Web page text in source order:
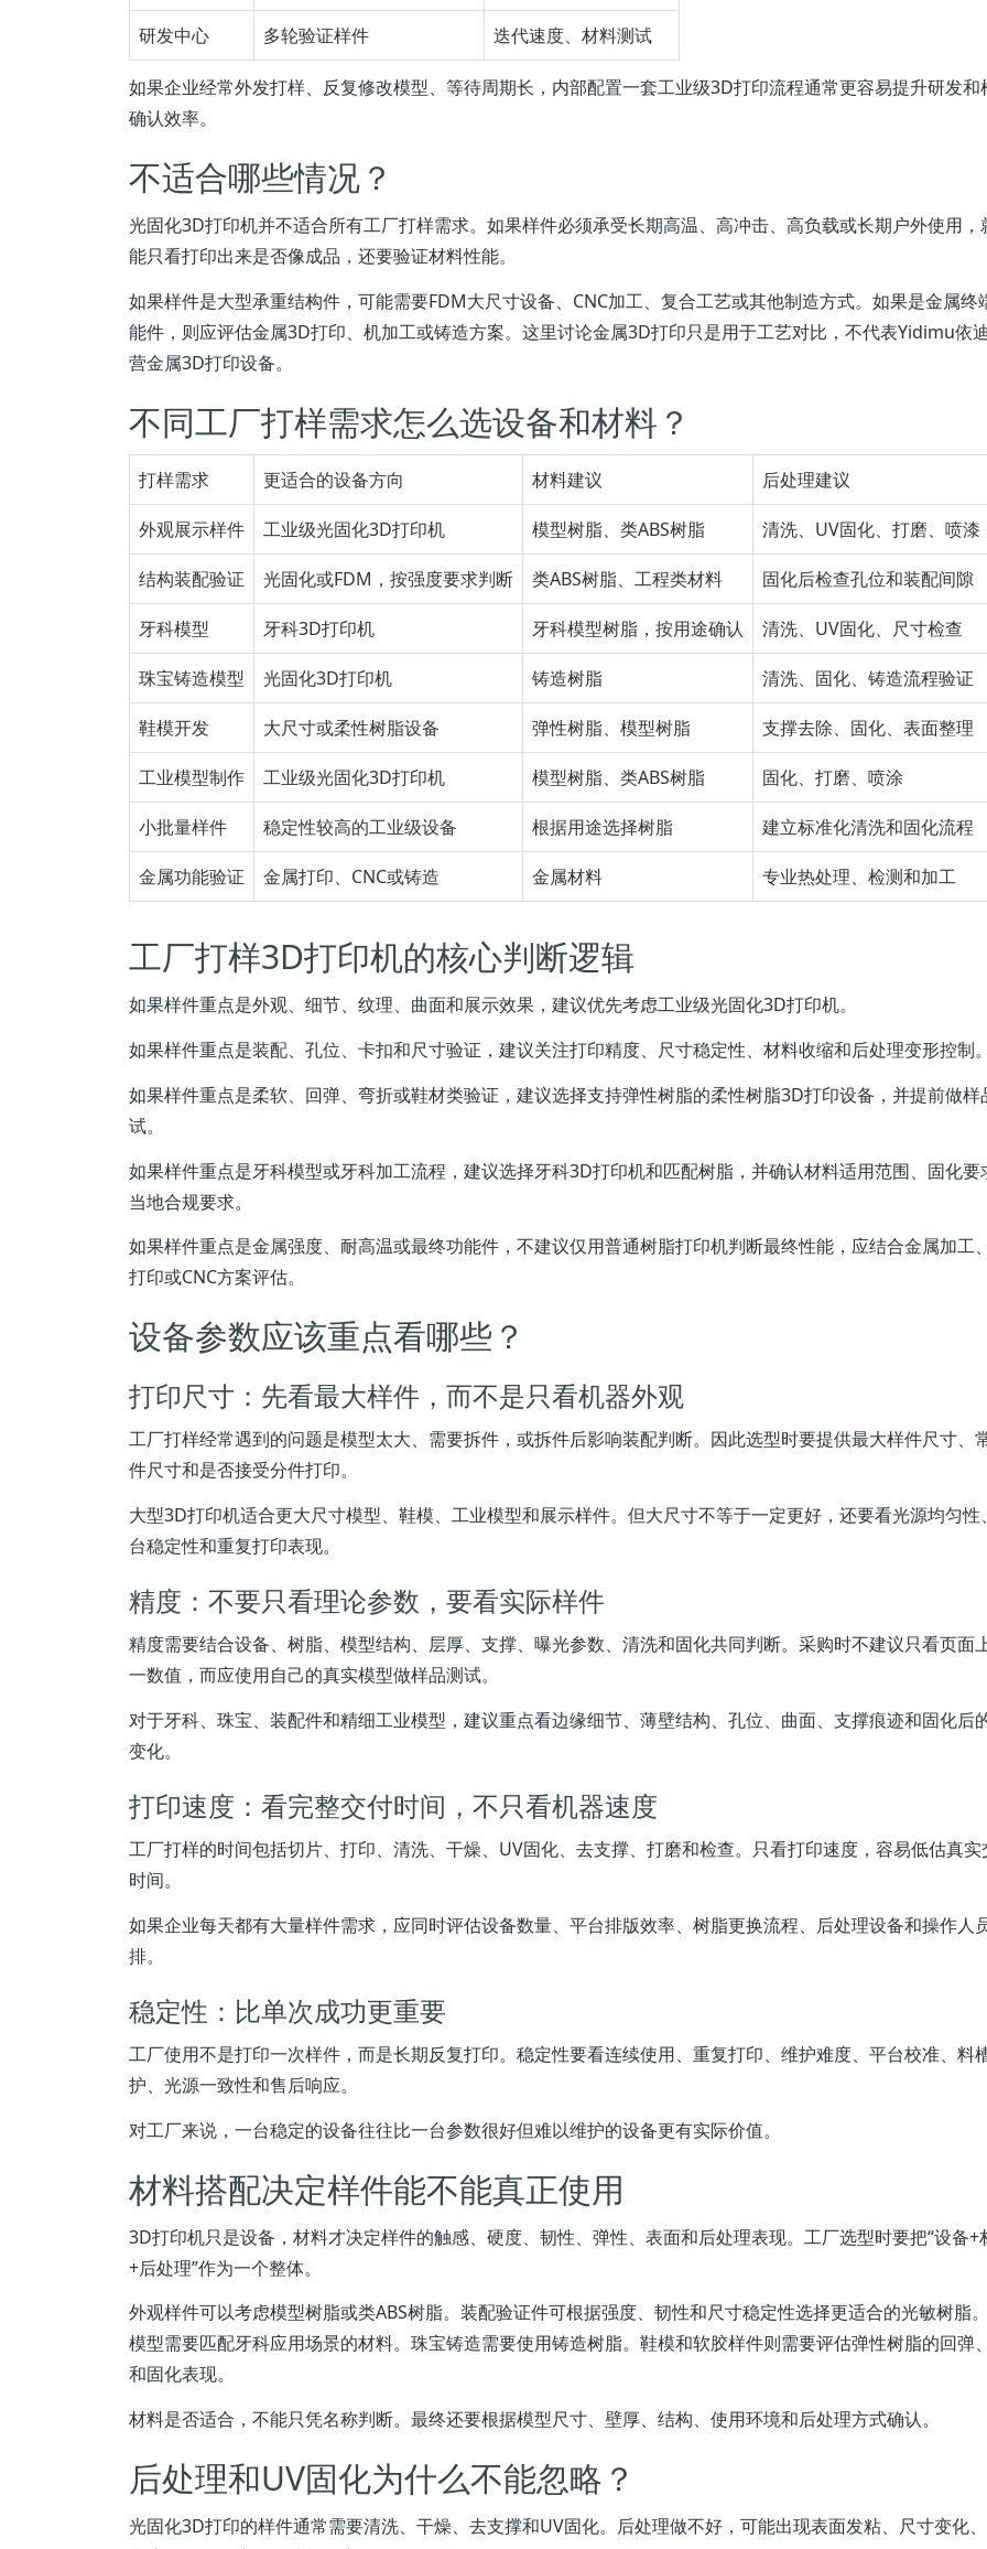
研发中心 多轮验证样件 迭代速度、材料测试
如果企业经常外发打样、反复修改模型、等待周期长，内部配置一套工业级3D打印流程通常更容易提升研发和
确认效率。
不适合哪些情况？
光固化3D打印机并不适合所有工厂打样需求。如果样件必须承受长期高温、高冲击、高负载或长期户外使用，
能只看打印出来是否像成品，还要验证材料性能。
如果样件是大型承重结构件，可能需要FDM大尺寸设备、CNC加工、复合工艺或其他制造方式。如果是金属终
能件，则应评估金属3D打印、机加工或铸造方案。这里讨论金属3D打印只是用于工艺对比，不代表Yidimu依
营金属3D打印设备。
不同工厂打样需求怎么选设备和材料？
打样需求 更适合的设备方向 材料建议 后处理建议
外观展示样件 工业级光固化3D打印机 模型树脂、类ABS树脂 清洗、UV固化、打磨、喷漆
结构装配验证 光固化或FDM，按强度要求判断 类ABS树脂、工程类材料 固化后检查孔位和装配间隙
牙科模型 牙科3D打印机 牙科模型树脂，按用途确认 清洗、UV固化、尺寸检查
珠宝铸造模型 光固化3D打印机 铸造树脂 清洗、固化、铸造流程验证
鞋模开发 大尺寸或柔性树脂设备 弹性树脂、模型树脂 支撑去除、固化、表面整理
工业模型制作 工业级光固化3D打印机 模型树脂、类ABS树脂 固化、打磨、喷涂
小批量样件 稳定性较高的工业级设备 根据用途选择树脂 建立标准化清洗和固化流程
金属功能验证 金属打印、CNC或铸造 金属材料 专业热处理、检测和加工
工厂打样3D打印机的核心判断逻辑
如果样件重点是外观、细节、纹理、曲面和展示效果，建议优先考虑工业级光固化3D打印机。
如果样件重点是装配、孔位、卡扣和尺寸验证，建议关注打印精度、尺寸稳定性、材料收缩和后处理变形控制
如果样件重点是柔软、回弹、弯折或鞋材类验证，建议选择支持弹性树脂的柔性树脂3D打印设备，并提前做样
试。
如果样件重点是牙科模型或牙科加工流程，建议选择牙科3D打印机和匹配树脂，并确认材料适用范围、固化要
当地合规要求。
如果样件重点是金属强度、耐高温或最终功能件，不建议仅用普通树脂打印机判断最终性能，应结合金属加工
打印或CNC方案评估。
设备参数应该重点看哪些？
打印尺寸：先看最大样件，而不是只看机器外观
工厂打样经常遇到的问题是模型太大、需要拆件，或拆件后影响装配判断。因此选型时要提供最大样件尺寸、
件尺寸和是否接受分件打印。
大型3D打印机适合更大尺寸模型、鞋模、工业模型和展示样件。但大尺寸不等于一定更好，还要看光源均匀性
台稳定性和重复打印表现。
精度：不要只看理论参数，要看实际样件
精度需要结合设备、树脂、模型结构、层厚、支撑、曝光参数、清洗和固化共同判断。采购时不建议只看页面
一数值，而应使用自己的真实模型做样品测试。
对于牙科、珠宝、装配件和精细工业模型，建议重点看边缘细节、薄壁结构、孔位、曲面、支撑痕迹和固化后
变化。
打印速度：看完整交付时间，不只看机器速度
工厂打样的时间包括切片、打印、清洗、干燥、UV固化、去支撑、打磨和检查。只看打印速度，容易低估真实
时间。
如果企业每天都有大量样件需求，应同时评估设备数量、平台排版效率、树脂更换流程、后处理设备和操作人
排。
稳定性：比单次成功更重要
工厂使用不是打印一次样件，而是长期反复打印。稳定性要看连续使用、重复打印、维护难度、平台校准、料
护、光源一致性和售后响应。
对工厂来说，一台稳定的设备往往比一台参数很好但难以维护的设备更有实际价值。
材料搭配决定样件能不能真正使用
3D打印机只是设备，材料才决定样件的触感、硬度、韧性、弹性、表面和后处理表现。工厂选型时要把“设备+
+后处理”作为一个整体。
外观样件可以考虑模型树脂或类ABS树脂。装配验证件可根据强度、韧性和尺寸稳定性选择更适合的光敏树脂
模型需要匹配牙科应用场景的材料。珠宝铸造需要使用铸造树脂。鞋模和软胶样件则需要评估弹性树脂的回弹
和固化表现。
材料是否适合，不能只凭名称判断。最终还要根据模型尺寸、壁厚、结构、使用环境和后处理方式确认。
后处理和UV固化为什么不能忽略？
光固化3D打印的样件通常需要清洗、干燥、去支撑和UV固化。后处理做不好，可能出现表面发粘、尺寸变化